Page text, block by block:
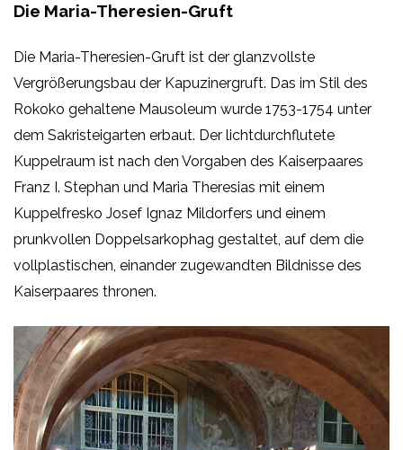
Die Maria-Theresien-Gruft
Die Maria-Theresien-Gruft ist der glanzvollste
Vergrößerungsbau der Kapuzinergruft. Das im Stil des
Rokoko gehaltene Mausoleum wurde 1753-1754 unter
dem Sakristeigarten erbaut. Der lichtdurchflutete
Kuppelraum ist nach den Vorgaben des Kaiserpaares
Franz I. Stephan und Maria Theresias mit einem
Kuppelfresko Josef Ignaz Mildorfers und einem
prunkvollen Doppelsarkophag gestaltet, auf dem die
vollplastischen, einander zugewandten Bildnisse des
Kaiserpaares thronen.